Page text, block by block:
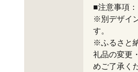
■注意事項：
※別デザイ
す。
※ふるさと
礼品の変更
めご了承く